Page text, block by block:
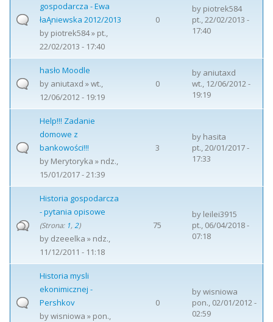
gospodarcza - Ewa
łaĄniewska 2012/2013
by piotrek584» pt.,
22/02/2013 - 17:40
0
by piotrek584
pt., 22/02/2013 -
17:40
hasło Moodle
by aniutaxd » wt.,
12/06/2012 - 19:19
0
by aniutaxd
wt., 12/06/2012 -
19:19
Help!!! Zadanie
domowe z
bankowości!!!
by Merytoryka » ndz.,
15/01/2017 - 21:39
3
by hasita
pt., 20/01/2017 -
17:33
Historia gospodarcza
- pytania opisowe
(Strona: 1, 2)
by dzeeelka » ndz.,
11/12/2011 - 11:18
75
by leilei3915
pt., 06/04/2018 -
07:18
Historia mysli
ekonimicznej -
Pershkov
bywisniowa » pon.,
0
bywisniowa
pon., 02/01/2012 -
02:59